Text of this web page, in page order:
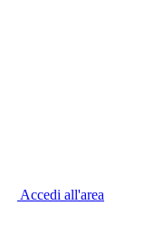
Accedi all'area